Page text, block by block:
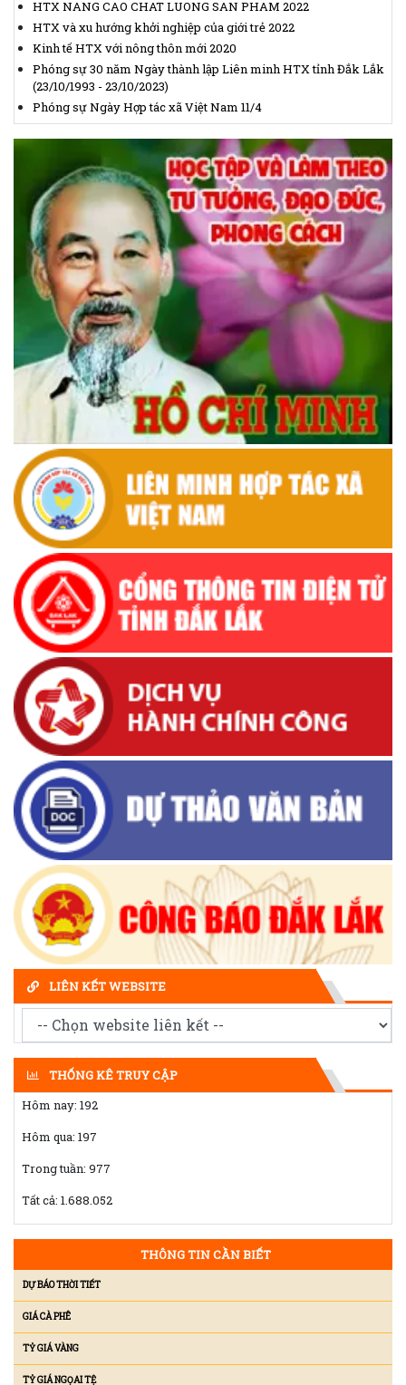
HTX NANG CAO CHAT LUONG SAN PHAM 2022
HTX và xu hướng khởi nghiệp của giới trẻ 2022
Kinh tế HTX với nông thôn mới 2020
Phóng sự 30 năm Ngày thành lập Liên minh HTX tỉnh Đắk Lắk
(23/10/1993 - 23/10/2023)
Phóng sự Ngày Hợp tác xã Việt Nam 11/4
LIÊN KẾT WEBSITE
THỐNG KÊ TRUY CẬP
Hôm nay: 192
Hôm qua: 197
Trong tuần: 977
Tất cả: 1.688.052
THÔNG TIN CẦN BIẾT
DỰ BÁO THỜI TIẾT
GIÁ CÀ PHÊ
TỶ GIÁ VÀNG
TỶ GIÁ NGỌAI TỆ